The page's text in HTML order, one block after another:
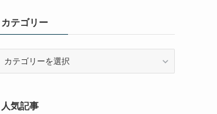
カテゴリー
ー人気記事